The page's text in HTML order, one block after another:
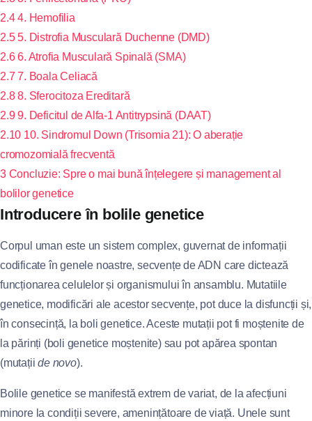
2.4 4. Hemofilia
2.5 5. Distrofia Musculară Duchenne (DMD)
2.6 6. Atrofia Musculară Spinală (SMA)
2.7 7. Boala Celiacă
2.8 8. Sferocitoza Ereditară
2.9 9. Deficitul de Alfa-1 Antitrypsină (DAAT)
2.10 10. Sindromul Down (Trisomia 21): O aberație
cromozomială frecventă
3 Concluzie: Spre o mai bună înțelegere și management al
bolilor genetice
Introducere în bolile genetice
Corpul uman este un sistem complex, guvernat de informații
codificate în genele noastre, secvențe de ADN care dictează
funcționarea celulelor și organismului în ansamblu. Mutatiile
genetice, modificări ale acestor secvențe, pot duce la disfuncții și,
în consecință, la boli genetice. Aceste mutații pot fi moștenite de
la părinți (boli genetice moștenite) sau pot apărea spontan
(mutațiide novo).
Bolile genetice se manifestă extrem de variat, de la afecțiuni
minore la condiții severe, amenințătoare de viață. Unele sunt